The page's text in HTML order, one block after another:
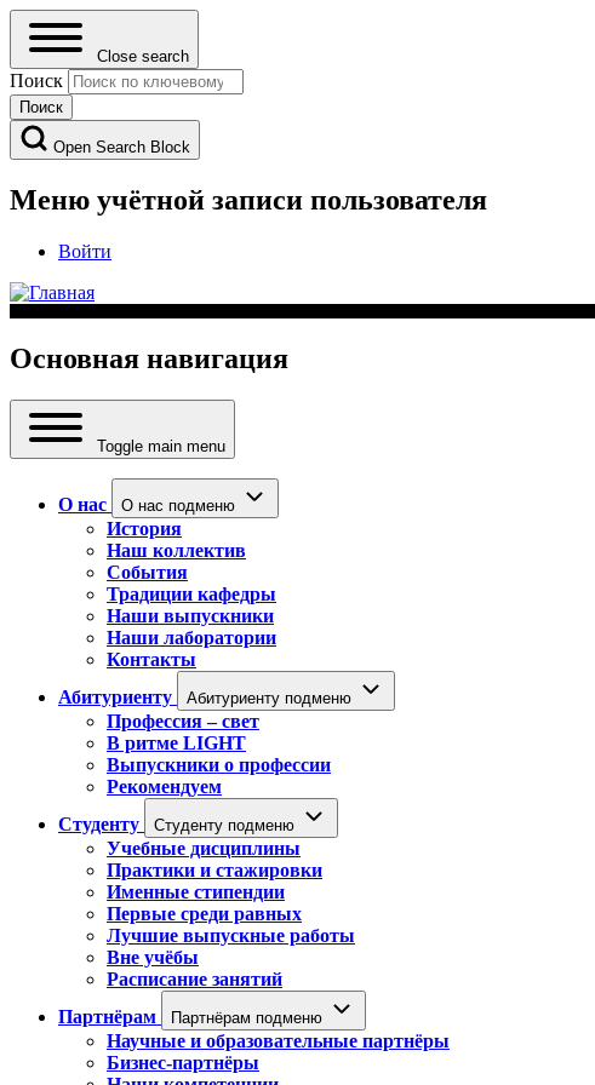
Close search
Поиск
Open Search Block
Меню учётной записи пользователя
Войти
Основная навигация
Toggle main menu
О нас О нас подменю
История
Наш коллектив
События
Традиции кафедры
Наши выпускники
Наши лаборатории
Контакты
Абитуриенту
Абитуриенту подменю
Профессия – свет
В ритме LIGHT
Выпускники о профессии
Рекомендуем
Студенту
Студенту подменю
Учебные дисциплины
Практики и стажировки
Именные стипендии
Первые среди равных
Лучшие выпускные работы
Вне учёбы
Расписание занятий
Партнёрам
Партнёрам подменю
Научные и образовательные партнёры
Бизнес-партнёры